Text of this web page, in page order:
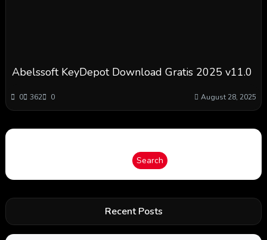
Abelssoft KeyDepot Download Gratis 2025 v11.0
0 362 0 August 28, 2025
Search
Recent Posts